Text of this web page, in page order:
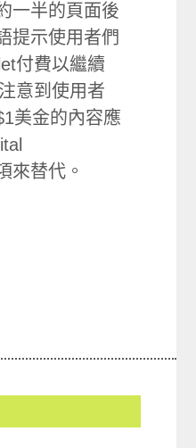
一半的頁面後
提示使用者們
付費以繼續
意到使用者
美金的內容應
來替代。